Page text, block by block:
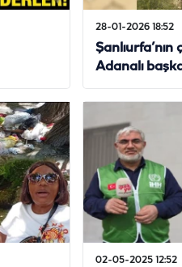
28-01-2026 18:52
Adanalı
02-05-2025 12:52